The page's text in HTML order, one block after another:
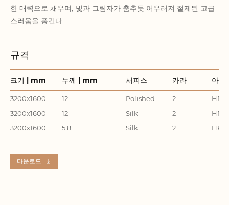
한 매력으로 채우며, 빛과 그림자가 춤추듯 어우러져 절제된 고급
스러움을 풍긴다.
규격
크기 | mm 두께 | mm 서피스 카라 아이
3200x1600 12 Polished 2
3200x1600
12 Silk 2
3200x1600
5.8 Silk 2
다운로드